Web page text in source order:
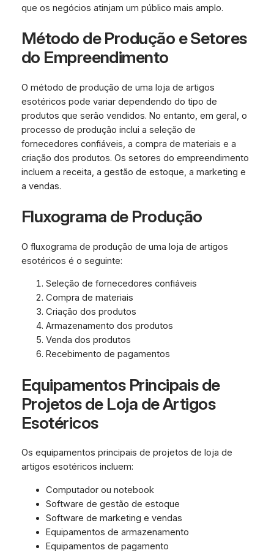
que os negócios atinjam um público mais amplo.
Método de Produção e Setores
do Empreendimento
O método de produção de uma loja de artigos
esotéricos pode variar dependendo do tipo de
produtos que serão vendidos. No entanto, em geral, o
processo de produção inclui a seleção de
fornecedores confiáveis, a compra de materiais e a
criação dos produtos. Os setores do empreendimento
incluem a receita, a gestão de estoque, a marketing e
a vendas.
Fluxograma de Produção
O fluxograma de produção de uma loja de artigos
esotéricos é o seguinte:
Seleção de fornecedores confiáveis
Compra de materiais
Criação dos produtos
Armazenamento dos produtos
Venda dos produtos
Recebimento de pagamentos
Equipamentos Principais de
Projetos de Loja de Artigos
Esotéricos
Os equipamentos principais de projetos de loja de
artigos esotéricos incluem:
Computador ou notebook
Software de gestão de estoque
Software de marketing e vendas
Equipamentos de armazenamento
Equipamentos de pagamento